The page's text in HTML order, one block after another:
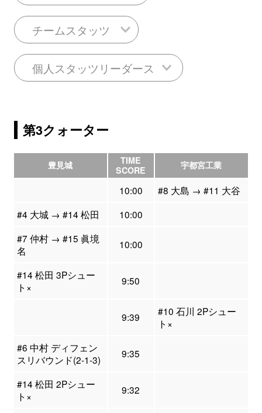
チームスタッツ
個人スタッツリーダース
第3クォーター
豊見城
TIME
SCORE
宇都宮工業
10:00
#8 大島 → #11 大谷
#4 大城 → #14 松田
10:00
#7 仲村 → #15 眞境
名
10:00
#14 松田 3Pシュー
ト×
9:50
9:39
#10 石川 2Pシュー
ト×
#6 中村 ディフェン
スリバウンド(2-1-3)
9:35
#14 松田 2Pシュー
ト×
9:32